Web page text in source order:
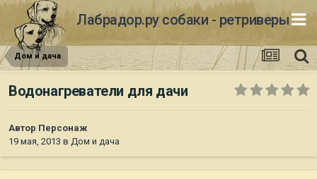
Лабрадор.ру собаки - ретриверы
Дом и дача
Водонагреватели для дачи
Автор Персонаж
19 мая, 2013 в Дом и дача